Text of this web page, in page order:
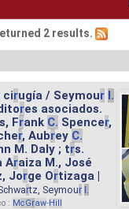
2 results.
cirugía / Seymour I.
res asociados.
Frank C. Spencer,
r, Aubrey C.
M. Daly ; trs.
Araiza M., José
Jorge Ortizaga |
rtz, Seymour I.
: McGraw-Hill